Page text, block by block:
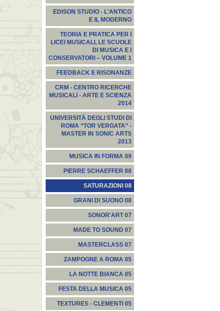
EDISON STUDIO - L'ANTICO
E IL MODERNO
TEORIA E PRATICA PER I
LICEI MUSICALI, LE SCUOLE
DI MUSICA E I
CONSERVATORI – VOLUME 1
FEEDBACK E RISONANZE
CRM - CENTRO RICERCHE
MUSICALI - ARTE E SCIENZA
2014
UNIVERSITÀ DEGLI STUDI DI
ROMA “TOR VERGATA” -
MASTER IN SONIC ARTS
2013
MUSICA IN FORMA 09
PIERRE SCHAEFFER 08
SATURAZIONI 08
GRANI DI SUONO 08
SONOR'ART 07
MADE TO SOUND 07
MASTERCLASS 07
ZAMPOGNE A ROMA 05
LA NOTTE BIANCA 05
FESTA DELLA MUSICA 05
TEXTURES - CLEMENTI 05